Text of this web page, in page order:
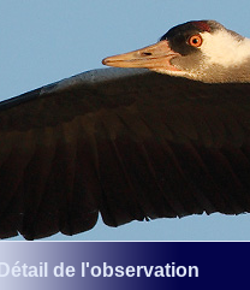
Détail de l'observation